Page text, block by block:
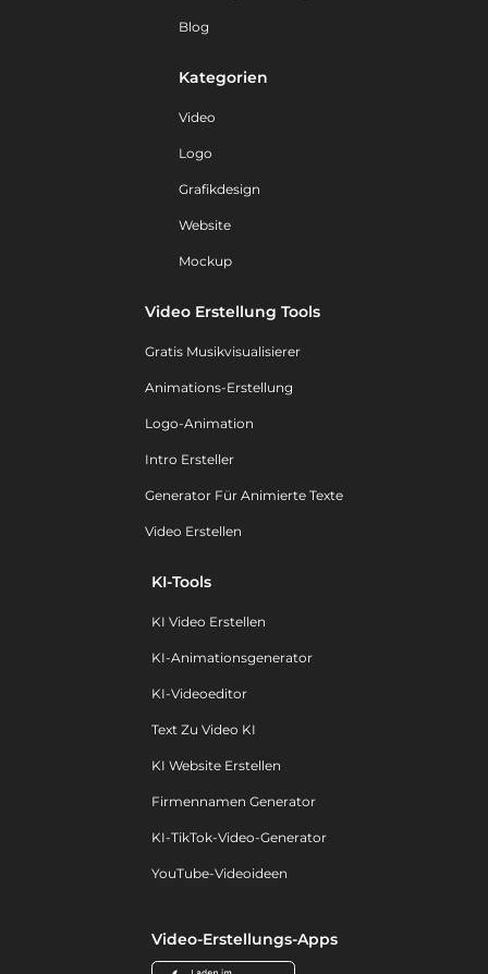
Blog
Kategorien
Video
Logo
Grafikdesign
Website
Mockup
Video Erstellung Tools
Gratis Musikvisualisierer
Animations-Erstellung
Logo-Animation
Intro Ersteller
Generator Für Animierte Texte
Video Erstellen
KI-Tools
KI Video Erstellen
KI-Animationsgenerator
KI-Videoeditor
Text Zu Video KI
KI Website Erstellen
Firmennamen Generator
KI-TikTok-Video-Generator
YouTube-Videoideen
Video-Erstellungs-Apps